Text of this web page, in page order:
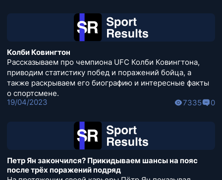
Колби Ковингтон
Рассказываем про чемпиона UFC Колби Ковингтона,
приводим статистику побед и поражений бойца, а
также раскрываем его биографию и интересные факты
о спортсмене.
19/04/2023
7335 0
Петр Ян закончился? Прикидываем шансы на пояс
после трёх поражений подряд